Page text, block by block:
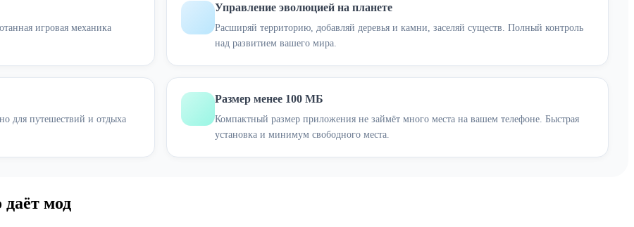
игровая механика
Управление эволюцией на планете
Расширяй территорию, добавляй деревья и камни, заселяй существ. Полный контроль
над развитием вашего мира.
для путешествий и отдыха
Размер менее 100 МБ
Компактный размер приложения не займёт много места на вашем телефоне. Быстрая
установка и минимум свободного места.
мод